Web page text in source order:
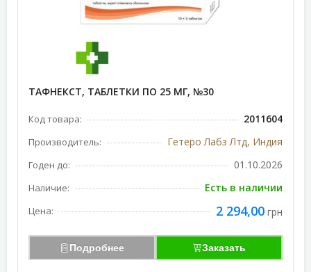
ТАФНЕКСТ, ТАБЛЕТКИ ПО 25 МГ, №30
Код товара: 2011604
Производитель: Гетеро Лабз Лтд, Индия
Годен до: 01.10.2026
Наличие: Есть в наличии
Цена: 2 294,00 грн
Подробнее Заказать